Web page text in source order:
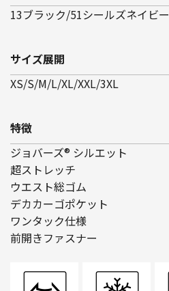
13ブラック/51シールズネイビー
サイズ展開
XS/S/M/L/XL/XXL/3XL
特徴
ジョバーズ® シルエット
超ストレッチ
ウエスト総ゴム
デカカーゴポケット
ワンタック仕様
前開きファスナー